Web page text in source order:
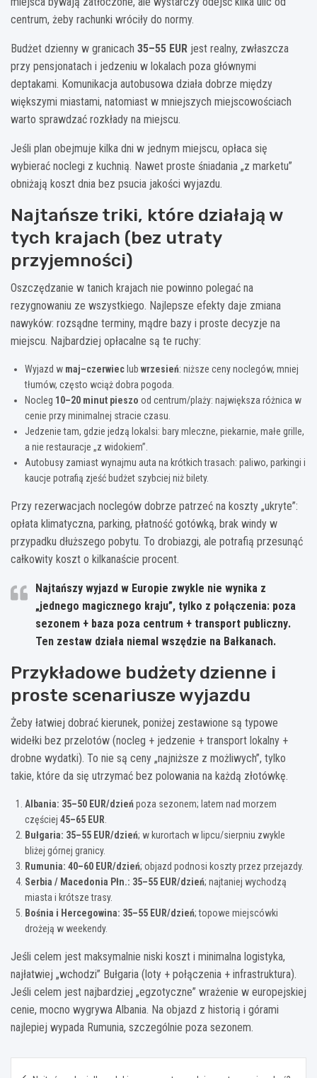
centrum, żeby rachunki wróciły do normy.
Budżet dzienny w granicach 35–55 EUR jest realny, zwłaszcza
przy pensjonatach i jedzeniu w lokalach poza głównymi
deptakami. Komunikacja autobusowa działa dobrze między
większymi miastami, natomiast w mniejszych miejscowościach
warto sprawdzać rozkłady na miejscu.
Jeśli plan obejmuje kilka dni w jednym miejscu, opłaca się
wybierać noclegi z kuchnią. Nawet proste śniadania „z marketu”
obniżają koszt dnia bez psucia jakości wyjazdu.
Najtańsze triki, które działają w
tych krajach (bez utraty
przyjemności)
Oszczędzanie w tanich krajach nie powinno polegać na
rezygnowaniu ze wszystkiego. Najlepsze efekty daje zmiana
nawyków: rozsądne terminy, mądre bazy i proste decyzje na
miejscu. Najbardziej opłacalne są te ruchy:
Wyjazd w maj–czerwieclub wrzesień: niższe ceny noclegów, mniej
tłumów, często wciąż dobra pogoda.
Nocleg 10–20 minut pieszo od centrum/plaży: największa różnica w
cenie przy minimalnej stracie czasu.
Jedzenie tam, gdzie jedzą lokalsi: bary mleczne, piekarnie, małe grille,
a nie restauracje „z widokiem”.
Autobusy zamiast wynajmu auta na krótkich trasach: paliwo, parkingi i
kaucje potrafią zjeść budżet szybciej niż bilety.
Przy rezerwacjach noclegów dobrze patrzeć na koszty „ukryte”:
opłata klimatyczna, parking, płatność gotówką, brak windy w
przypadku dłuższego pobytu. To drobiazgi, ale potrafią przesunąć
całkowity koszt o kilkanaście procent.
Najtańszy wyjazd w Europie zwykle nie wynika z
„jednego magicznego kraju”, tylko z połączenia: poza
sezonem + baza poza centrum + transport publiczny.
Ten zestaw działa niemal wszędzie na Bałkanach.
Przykładowe budżety dzienne i
proste scenariusze wyjazdu
Żeby łatwiej dobrać kierunek, poniżej zestawione są typowe
widełki bez przelotów (nocleg + jedzenie + transport lokalny +
drobne wydatki). To nie są ceny „najniższe z możliwych”, tylko
takie, które da się utrzymać bez polowania na każdą złotówkę.
Albania: 35–50 EUR/dzieńpoza sezonem; latem nad morzem
częściej 45–65 EUR
Bułgaria: 35–55 EUR/dzień; w kurortach w lipcu/sierpniu zwykle
bliżej górnej granicy.
Rumunia: 40–60 EUR/dzień; objazd podnosi koszty przez przejazdy.
Serbia / Macedonia Płn.: 35–55 EUR/dzień; najtaniej wychodzą
miasta i krótsze trasy.
Bośnia i Hercegowina: 35–55 EUR/dzień; topowe miejscówki
drożeją w weekendy.
Jeśli celem jest maksymalnie niski koszt i minimalna logistyka,
najłatwiej „wchodzi” Bułgaria (loty + połączenia + infrastruktura).
Jeśli celem jest najbardziej „egzotyczne” wrażenie w europejskiej
cenie, mocno wygrywa Albania. Na objazd z historią i górami
najlepiej wypada Rumunia, szczególnie poza sezonem.